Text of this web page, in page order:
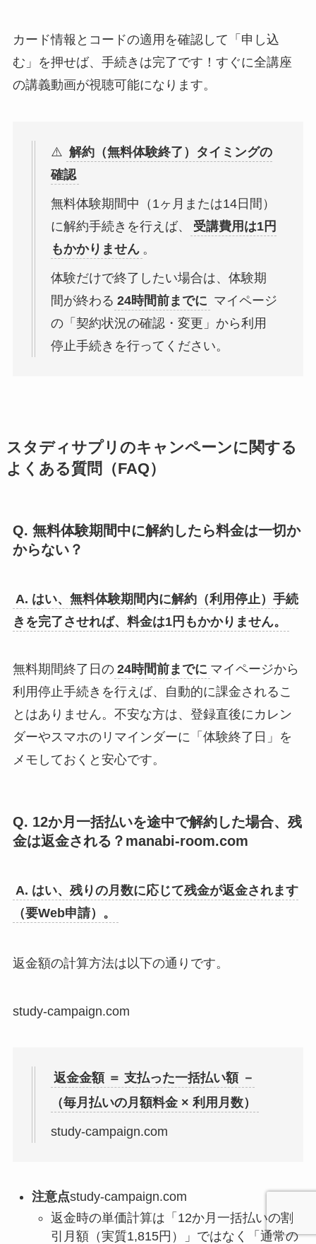
カード情報とコードの適用を確認して「申し込
む」を押せば、手続きは完了です！すぐに全講座
の講義動画が視聴可能になります。
⚠️ 解約（無料体験終了）タイミングの
確認
無料体験期間中（1ヶ月または14日間）
に解約手続きを行えば、
受講費用は1円
もかかりません 。
体験だけで終了したい場合は、体験期
間が終わる 24時間前までに マイページ
の「契約状況の確認・変更」から利用
停止手続きを行ってください。
スタディサプリのキャンペーンに関する
よくある質問（FAQ）
Q. 無料体験期間中に解約したら料金は一切か
からない？
A. はい、無料体験期間内に解約（利用停止）手続
きを完了させれば、料金は1円もかかりません。
無料期間終了日の 24時間前までに マイページから
利用停止手続きを行えば、自動的に課金されるこ
とはありません。不安な方は、登録直後にカレン
ダーやスマホのリマインダーに「体験終了日」を
メモしておくと安心です。
Q. 12か月一括払いを途中で解約した場合、残
金は返金される？manabi-room.com
A. はい、残りの月数に応じて残金が返金されます
（要Web申請）。
返金額の計算方法は以下の通りです。
study-campaign.com
返金金額 ＝ 支払った一括払い額 －
（毎月払いの月額料金 × 利用月数）
study-campaign.com
注意点study-campaign.com
返金時の単価計算は「12か月一括払いの割
引月額（実質1,815円）」ではなく「通常の